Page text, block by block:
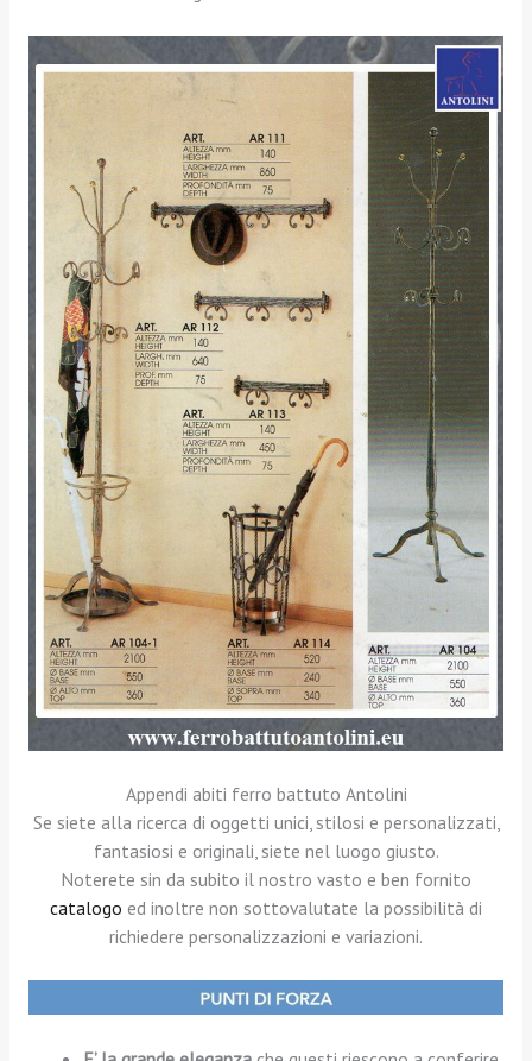
Appendi abiti ferro battuto Antolini
Se siete alla ricerca di oggetti unici, stilosi e personalizzati,
fantasiosi e originali, siete nel luogo giusto.
Noterete sin da subito il nostro vasto e ben fornito
catalogo ed inoltre non sottovalutate la possibilità di
richiedere personalizzazioni e variazioni.